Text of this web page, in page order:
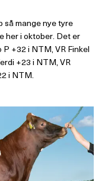
så mange nye tyre
her i oktober. Det er
+32 i NTM, VR Finkel
+23 i NTM, VR
i NTM.